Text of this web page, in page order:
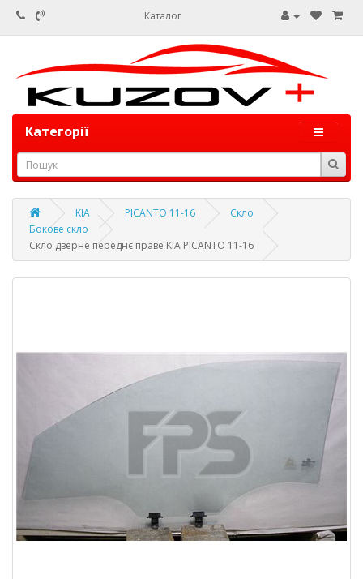
Каталог
Категорії
KIA PICANTO 11-16
Скло
Бокове скло
Скло дверне переднє праве KIA PICANTO 11-16